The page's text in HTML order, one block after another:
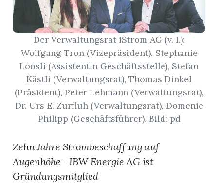
Newsletter
Der Verwaltungsrat iStrom AG (v. l.):
Wolfgang Tron (Vizepräsident), Stephanie
Loosli (Assistentin Geschäftsstelle), Stefan
Kästli (Verwaltungsrat), Thomas Dinkel
(Präsident), Peter Lehmann (Verwaltungsrat),
Dr. Urs E. Zurfluh (Verwaltungsrat), Domenic
Philipp (Geschäftsführer). Bild: pd
Zehn Jahre Strombeschaffung auf
Augenhöhe –IBW Energie AG ist
Gründungsmitglied